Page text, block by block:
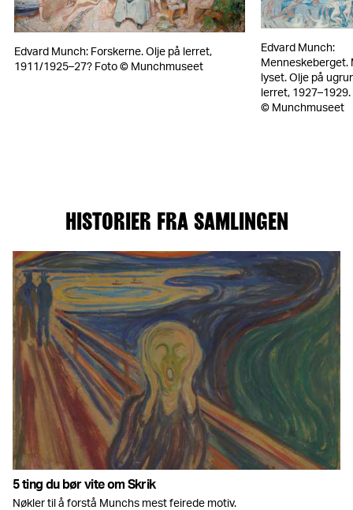
Edvard Munch: Forskerne. Olje på lerret,
1911/1925–27? Foto © Munchmuseet
Edvard Munch:
Menneskeberget.
lyset. Olje på
lerret,
© Munchmuseet
HISTORIER FRA SAMLINGEN
5 ting du bør vite om Skrik
Nøkler til å forstå Munchs mest feirede motiv.